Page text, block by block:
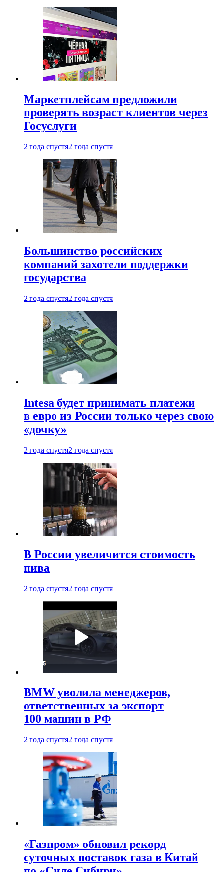
Маркетплейсам предложили
проверять возраст клиентов через
Госуслуги
2 года спустя2 года спустя
Большинство российских
компаний захотели поддержки
государства
2 года спустя2 года спустя
Intesa будет принимать платежи
в евро из России только через свою
«дочку»
2 года спустя2 года спустя
В России увеличится стоимость
пива
2 года спустя2 года спустя
BMW уволила менеджеров,
ответственных за экспорт
100 машин в РФ
2 года спустя2 года спустя
«Газпром» обновил рекорд
суточных поставок газа в Китай